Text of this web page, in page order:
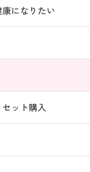
康になりたい
セット購入